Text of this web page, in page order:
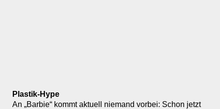
Plastik-Hype
An „Barbie“ kommt aktuell niemand vorbei: Schon jetzt